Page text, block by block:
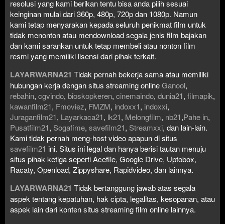
resolusi yang kami berikan tentu bisa anda pilih sesuai
keinginan mulai dari 360p, 480p, 720p dan 1080p. Namun
kami tetap menyarakan kepada seluruh penikmat film untuk
tidak menonton atau mendownload segala jenis film bajakan
dan kami sarankan untuk tetap membeli atau nonton film
resmi yang memiliki lisensi dari pihak terkait.
LAYARWARNA21 Tidak pernah bekerja sama atau memiliki
hubungan kerja dengan situs streaming onlineGanool,
rebahin, cgvindo, bioskopkeren, cinemaindo, dunia21, filmapik,
kawanfilm21, Fmoviez, FMZM, indoxx1, indoxxi,
Juraganfilm21, Layarkaca21, lk21, Melongfilm, nb21,Pahe in,
Pusatfilm21, Sogafime, savefilm21, Streamxxi, dan lain-lain.
Kami tidak pernah meng-host video apapun di situs
savefilm21 ini. Situs ini legal dan hanya berisi tautan menuju
situs pihak ketiga seperti Acefile, Google Drive, Uptobox,
Racaty, Openload, Zippyshare, Rapidvideo, dan lainnya.
LAYARWARNA21 Tidak bertanggung jawab atas segala
aspek tentang kepatuhan, hak cipta, legalitas, kesopanan, atau
aspek lain dari konten situs streaming film online lainnya.